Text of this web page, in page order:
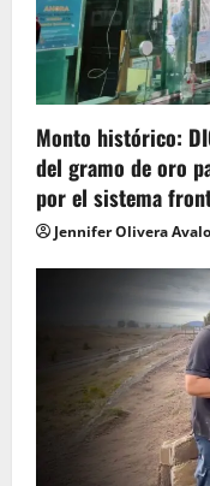
Monto histórico:
del gramo de oro
por el sistema
Jennifer Olivera